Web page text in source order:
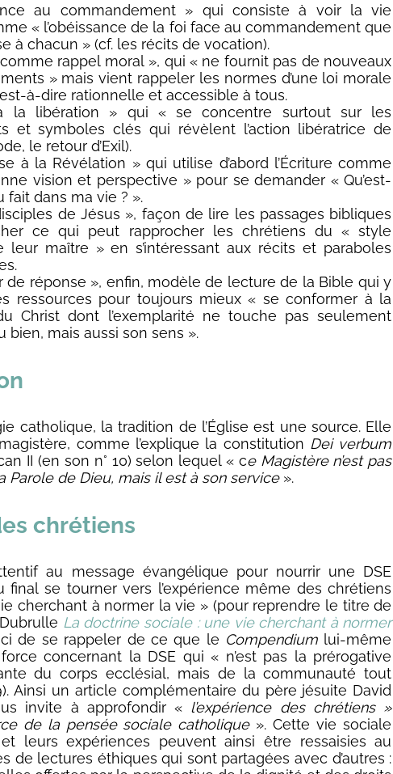
au commandement » qui consiste à voir la vie
« l’obéissance de la foi face au commandement que
à chacun » (cf. les récits de vocation).
comme rappel moral », qui « ne fournit pas de nouveaux
» mais vient rappeler les normes d’une loi morale
à-dire rationnelle et accessible à tous.
la libération » qui « se concentre surtout sur les
et symboles clés qui révèlent l’action libératrice de
le retour d’Exil).
à la Révélation » qui utilise d’abord l’Écriture comme
vision et perspective » pour se demander « Qu’est-
fait dans ma vie ? ».
de Jésus », façon de lire les passages bibliques
ce qui peut rapprocher les chrétiens du « style
leur maître » en s’intéressant aux récits et paraboles
de réponse », enfin, modèle de lecture de la Bible qui y
ressources pour toujours mieux « se conformer à la
Christ dont l’exemplarité ne touche pas seulement
bien, mais aussi son sens ».
catholique, la tradition de l’Église est une source. Elle
comme l’explique la constitution Dei verbum
II (en son n° 10) selon lequel « ce Magistère n’est pas
Parole de Dieu, mais il est à son service».
chrétiens
au message évangélique pour nourrir une DSE
final se tourner vers l’expérience même des chrétiens
cherchant à normer la vie » (pour reprendre le titre de
La doctrine sociale : une vie cherchant à normer
ici de se rappeler de ce que le Compendiumlui-même
concernant la DSE qui « n’est pas la prérogative
du corps ecclésial, mais de la communauté tout
Ainsi un article complémentaire du père jésuite David
invite à approfondir « l’expérience des chrétiens »
de la pensée sociale catholique». Cette vie sociale
leurs expériences peuvent ainsi être ressaisies au
de lectures éthiques qui sont partagées avec d’autres :